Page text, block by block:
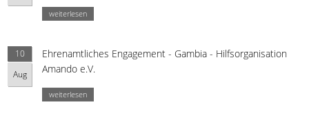
weiterlesen
10
Aug
Ehrenamtliches Engagement - Gambia - Hilfsorganisation
Amando e.V.
weiterlesen